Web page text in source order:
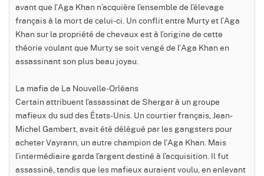
avant que l’Aga Khan n’acquière l’ensemble de l’élevage
français à la mort de celui-ci. Un conflit entre Murty et l’Aga
Khan sur la propriété de chevaux est à l’origine de cette
théorie voulant que Murty se soit vengé de l’Aga Khan en
assassinant son plus beau joyau.
La mafia de La Nouvelle-Orléans
Certain attribuent l’assassinat de Shergar à un groupe
mafieux du sud des États-Unis. Un courtier français, Jean-
Michel Gambert, avait été délégué par les gangsters pour
acheter Vayrann, un autre champion de l’Aga Khan. Mais
l’intermédiaire garda l’argent destiné à l’acquisition. Il fut
assassiné, tandis que les mafieux auraient voulu, en enlevant